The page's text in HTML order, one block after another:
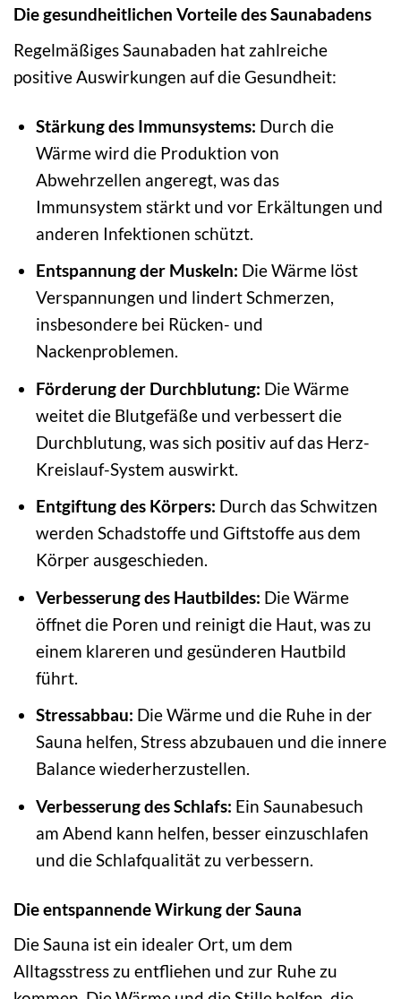
Die gesundheitlichen Vorteile des Saunabadens
Regelmäßiges Saunabaden hat zahlreiche
positive Auswirkungen auf die Gesundheit:
Stärkung des Immunsystems: Durch die
Wärme wird die Produktion von
Abwehrzellen angeregt, was das
Immunsystem stärkt und vor Erkältungen und
anderen Infektionen schützt.
Entspannung der Muskeln: Die Wärme löst
Verspannungen und lindert Schmerzen,
insbesondere bei Rücken- und
Nackenproblemen.
Förderung der Durchblutung: Die Wärme
weitet die Blutgefäße und verbessert die
Durchblutung, was sich positiv auf das Herz-
Kreislauf-System auswirkt.
Entgiftung des Körpers: Durch das Schwitzen
werden Schadstoffe und Giftstoffe aus dem
Körper ausgeschieden.
Verbesserung des Hautbildes: Die Wärme
öffnet die Poren und reinigt die Haut, was zu
einem klareren und gesünderen Hautbild
führt.
Stressabbau: Die Wärme und die Ruhe in der
Sauna helfen, Stress abzubauen und die innere
Balance wiederherzustellen.
Verbesserung des Schlafs: Ein Saunabesuch
am Abend kann helfen, besser einzuschlafen
und die Schlafqualität zu verbessern.
Die entspannende Wirkung der Sauna
Die Sauna ist ein idealer Ort, um dem
Alltagsstress zu entfliehen und zur Ruhe zu